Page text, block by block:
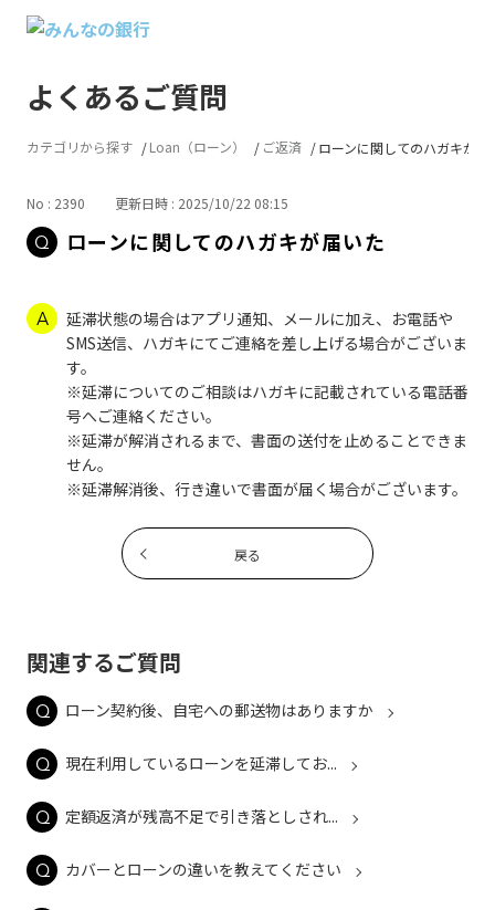
よくあるご質問
カテゴリから探す Loan（ローン） ご返済 ローンに関してのハガキが届
No : 2390 更新日時 : 2025/10/22 08:15
ローンに関してのハガキが届いた
延滞状態の場合はアプリ通知、メールに加え、お電話や
SMS送信、ハガキにてご連絡を差し上げる場合がございま
す。
※延滞についてのご相談はハガキに記載されている電話番
号へご連絡ください。
※延滞が解消されるまで、書面の送付を止めることできま
せん。
※延滞解消後、行き違いで書面が届く場合がございます。
戻る
関連するご質問
ローン契約後、自宅への郵送物はありますか
現在利用しているローンを延滞してお...
定額返済が残高不足で引き落としされ...
カバーとローンの違いを教えてください